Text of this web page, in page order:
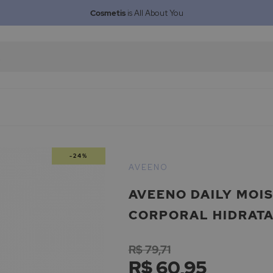
Cosmetisis All About You
-24%
AVEENO DAILY
CORPORAL
AVEENO
R$ 60,95
R$ 79,71